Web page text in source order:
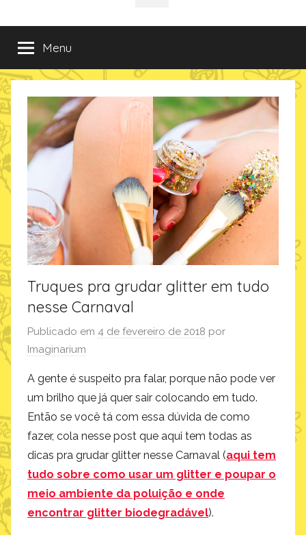
Imaginarium
de
presentes
Blog
Imaginarium
Menu
Truques pra grudar glitter em tudo
nesse Carnaval
Publicado em 4 de fevereiro de 2018 por
Imaginarium
A gente é suspeito pra falar, porque não pode ver
um brilho que já quer sair colocando em tudo.
Então se você tá com essa dúvida de como
fazer, cola nesse post que aqui tem todas as
dicas pra grudar glitter nesse Carnaval (aqui tem
tudo sobre como usar um glitter e poupar o
meio ambiente da poluição e onde
encontrar glitter biodegradável).